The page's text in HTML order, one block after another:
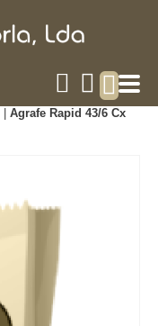
Agrafe Rapid 43/6 Cx